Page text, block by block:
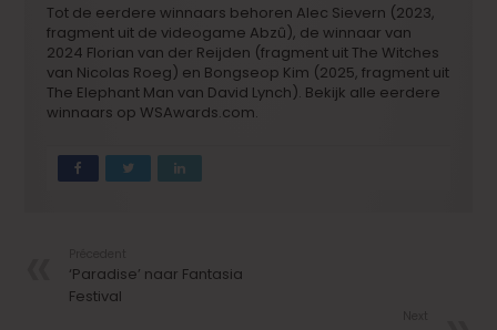
Tot de eerdere winnaars behoren Alec Sievern (2023,
fragment uit de videogame Abzû), de winnaar van
2024 Florian van der Reijden (fragment uit The Witches
van Nicolas Roeg) en Bongseop Kim (2025, fragment uit
The Elephant Man van David Lynch). Bekijk alle eerdere
winnaars op WSAwards.com.
‘Paradise’ naar Fantasia
Festival